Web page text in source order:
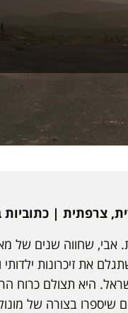
אבי, שחווה שנים של
את זיכרונות
היא תצולם כרוח
בצורה של